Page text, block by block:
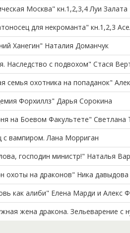
Москва" кн.1,2,3,4 Луи Залата
для некроманта" кн.1,2,3
Ханегин" Наталия Доманчук
Наследство с подвохом" Стася
семья охотника на попаданок"
Форхиллз" Дарья Сорокина
на Боевом Факультете" Светлана
с вампиром. Лана Морриган
господин министр!" Наталья
охоты на драконов" Ника давыдова
как алиби" Елена Марди и Алекс
жена дракона. Зельеварение с